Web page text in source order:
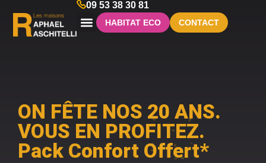
09 53 38 30 81
HABITAT ECO CONTACT
ON FÊTE NOS 20 ANS.
VOUS EN PROFITEZ.
Pack Confort Offert*